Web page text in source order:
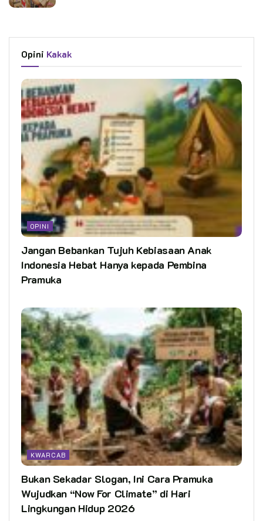
Opini Kakak
OPINI
Jangan Bebankan Tujuh Kebiasaan Anak
Indonesia Hebat Hanya kepada Pembina
Pramuka
KWARCAB
Bukan Sekadar Slogan, Ini Cara Pramuka
Wujudkan “Now For Climate” di Hari
Lingkungan Hidup 2026